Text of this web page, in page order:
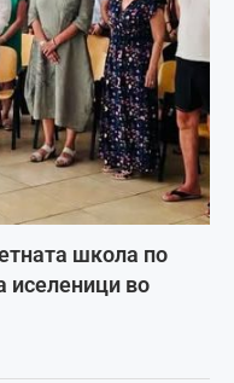
школа по
иселеници во